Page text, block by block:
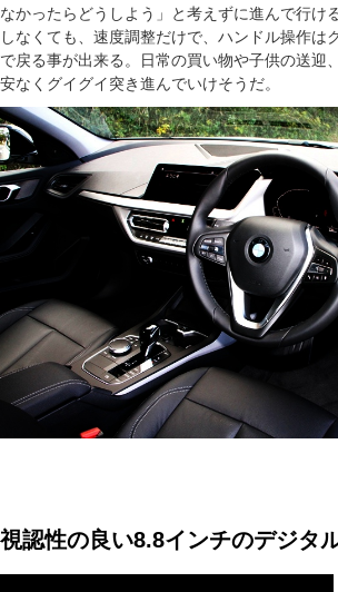
なかったらどうしよう」と考えずに進んで行け
しなくても、速度調整だけで、ハンドル操作は
で戻る事が出来る。日常の買い物や子供の送迎
安なくグイグイ突き進んでいけそうだ。
視認性の良い8.8インチのデジタ